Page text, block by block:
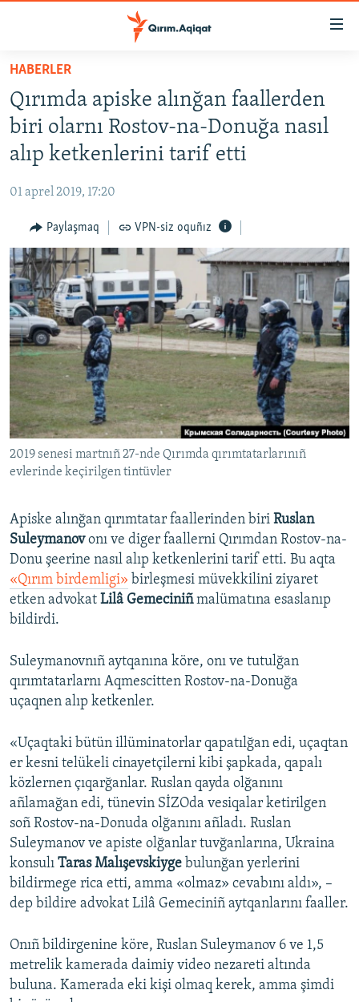
Esas
qaytmaq
Baş
navigatsiyağa
qaytmaq
Qıdıruvğa
qaytmaq
HABERLER
SİYASET
İQTİSADİYAT
MEDENİYET
İNSAN AQLARI
VİDEO
SÜRET
BLOGLAR
FİKİR
Русский
Українською
QOŞULIÑIZ!
RFE/RS bütün saytları
HABERLER
Qırımda apiske alınğan faallerden
biri olarnı Rostov-na-Donuğa nasıl
alıp ketkenlerini tarif etti
01 aprel 2019, 17:20
Paylaşmaq VPN-siz oquñız
2019 senesi martnıñ 27-nde Qırımda qırımtatarlarınıñ
evlerinde keçirilgen tintüvler
Apiske alınğan qırımtatar faallerinden biri Ruslan
Suleymanovonı ve diger faallerni Qırımdan Rostov-na-
Donu şeerine nasıl alıp ketkenlerini tarif etti. Bu aqta
«Qırım birdemligi» birleşmesi müvekkilini ziyaret
etken advokat Lilâ Gemeciniñmalümatına esaslanıp
bildirdi.
Suleymanovnıñ aytqanına köre, onı ve tutulğan
qırımtatarlarnı Aqmescitten Rostov-na-Donuğa
uçaqnen alıp ketkenler.
«Uçaqtaki bütün illüminatorlar qapatılğan edi, uçaqtan
er kesni telükeli cinayetçilerni kibi şapkada, qapalı
közlernen çıqarğanlar. Ruslan qayda olğanını
añlamağan edi, tünevin SİZOda vesiqalar ketirilgen
soñ Rostov-na-Donuda olğanını añladı. Ruslan
Suleymanov ve apiste olğanlar tuvğanlarına, Ukraina
konsulı Taras Malışevskiyge bulunğan yerlerini
bildirmege rica etti, amma «olmaz» cevabını aldı», –
dep bildire advokat Lilâ Gemeciniñ aytqanlarını faaller.
Onıñ bildirgenine köre, Ruslan Suleymanov 6 ve 1,5
metrelik kamerada daimiy video nezareti altında
buluna. Kamerada eki kişi olmaq kerek, amma şimdi